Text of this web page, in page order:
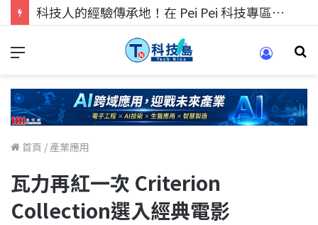
科技人找工作，就到TECH+ 科技專區!
首頁 / 產業應用
瓦力再紅一次 Criterion
Collection選入經典電影